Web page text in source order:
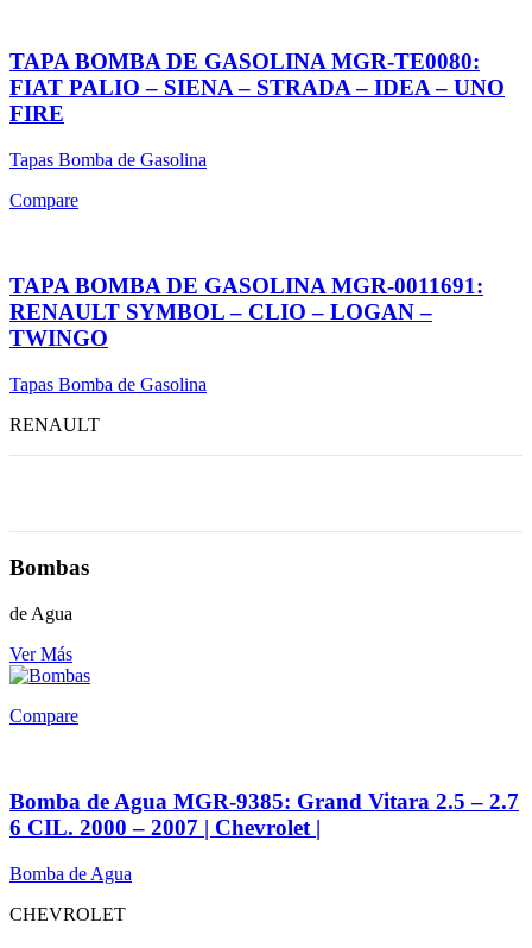
TAPA BOMBA DE GASOLINA MGR-TE0080:
FIAT PALIO – SIENA – STRADA – IDEA – UNO
FIRE
Tapas Bomba de Gasolina
Compare
TAPA BOMBA DE GASOLINA MGR-0011691:
RENAULT SYMBOL – CLIO – LOGAN –
TWINGO
Tapas Bomba de Gasolina
RENAULT
Bombas
de Agua
Ver Más
Compare
Bomba de Agua MGR-9385: Grand Vitara 2.5 – 2.7
6 CIL. 2000 – 2007 | Chevrolet |
Bomba de Agua
CHEVROLET